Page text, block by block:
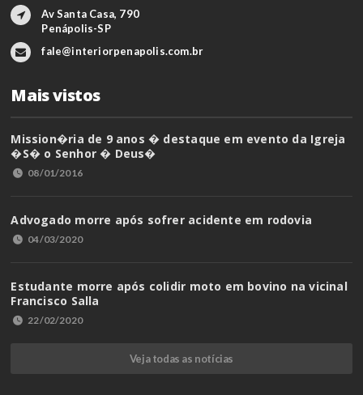
Av Santa Casa, 790
Penápolis-SP
fale@interiorpenapolis.com.br
Mais vistos
Mission�ria de 9 anos � destaque em evento da Igreja
�S� o Senhor � Deus�
08/01/2016
Advogado morre após sofrer acidente em rodovia
04/03/2020
Estudante morre após colidir moto em bovino na vicinal
Francisco Salla
22/02/2020
Veja todas as notícias